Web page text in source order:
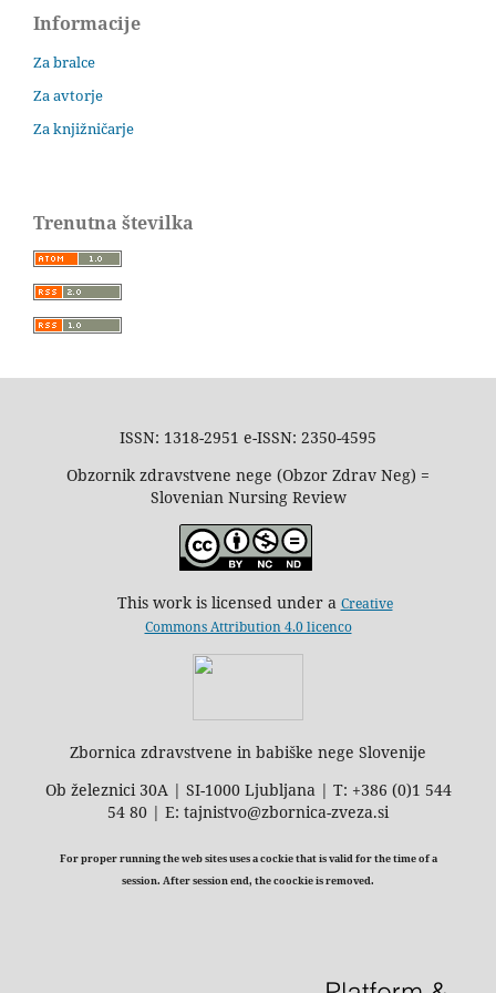
Informacije
Za bralce
Za avtorje
Za knjižničarje
Trenutna številka
ISSN: 1318-2951 e-ISSN: 2350-4595
Obzornik zdravstvene nege (Obzor Zdrav Neg) =
Slovenian Nursing Review
This work is licensed under a Creative
Commons Attribution 4.0 licenco
Zbornica zdravstvene in babiške nege Slovenije
Ob železnici 30A | SI-1000 Ljubljana | T: +386 (0)1 544
54 80 | E: tajnistvo@zbornica-zveza.si
For proper running the web sites uses a cockie that is valid for the time of a
session. After session end, the coockie is removed.